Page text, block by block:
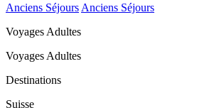
Anciens Séjours Anciens Séjours
Voyages Adultes
Voyages Adultes
Destinations
Suisse